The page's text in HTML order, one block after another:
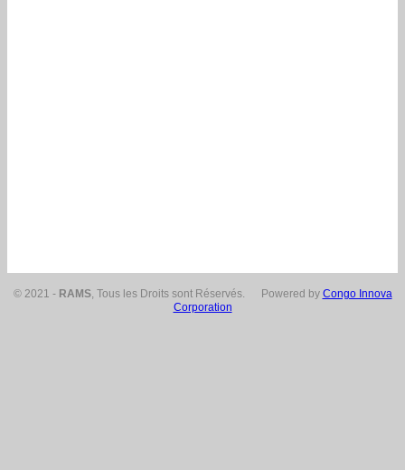
© 2021 - RAMS, Tous les Droits sont Réservés. Powered by Congo Innova
Corporation